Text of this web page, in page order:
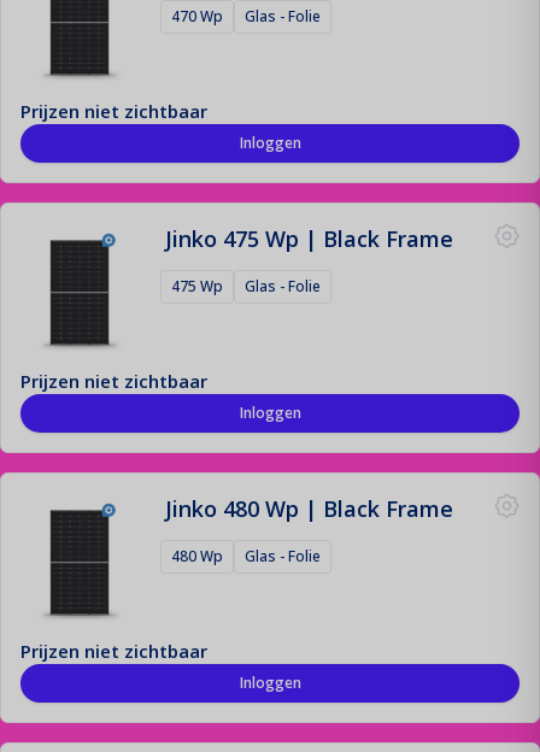
470 Wp Glas - Folie
Prijzen niet zichtbaar
Inloggen
Jinko 475 Wp | Black Frame
475 Wp Glas - Folie
Prijzen niet zichtbaar
Inloggen
Jinko 480 Wp | Black Frame
480 Wp Glas - Folie
Prijzen niet zichtbaar
Inloggen